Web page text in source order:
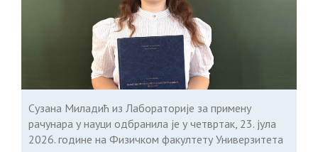
Сузана Миладић из Лабораторије за примену
рачунара у науци одбранила је у четвртак, 23. јула
2026. године на Физичком факултету Универзитета